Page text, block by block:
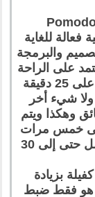
فعالة للغاية
والبرمجة
على الراحة
وفترات العمل بحيث يتم ضبط الساعة على 25 دقيقة
شيء أخر
ثم يتم أخذ راحة لمدة 5 دقائق وهكذا ويتم
إلى خمس مرات
وبعدهم يُمكنك أخذ إستراحة أكبر قد تصل حتى إلى 30
بزيادة
هو فقط ضبط